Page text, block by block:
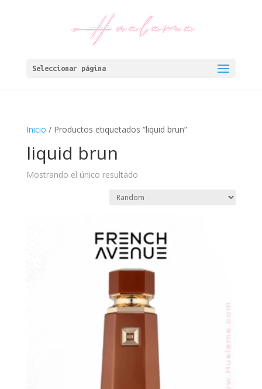
Seleccionar página
Inicio / Productos etiquetados “liquid brun”
liquid brun
Mostrando el único resultado